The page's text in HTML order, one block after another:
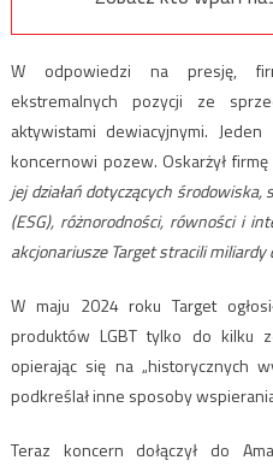
W odpowiedzi na presję,
ekstremalnych pozycji ze
aktywistami dewiacyjnymi.
koncernowi pozew. Oskarżył firmę
jej działań dotyczących środowiska,
(ESG), różnorodności, równości i
akcjonariusze Target stracili miliardy
W maju 2024 roku Target
produktów LGBT tylko do kilku
opierając się na „historycznych
podkreślał inne sposoby
Teraz koncern dołączył do